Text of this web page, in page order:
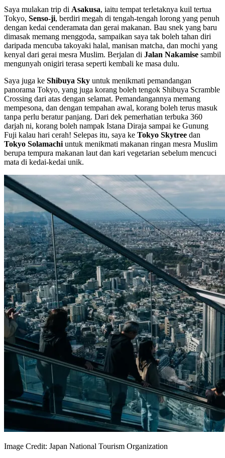
Saya mulakan trip di Asakusa, iaitu tempat terletaknya kuil tertua
Tokyo, Senso-ji, berdiri megah di tengah-tengah lorong yang penuh
dengan kedai cenderamata dan gerai makanan. Bau snek yang baru
dimasak memang menggoda, sampaikan saya tak boleh tahan diri
daripada mencuba takoyaki halal, manisan matcha, dan mochi yang
kenyal dari gerai mesra Muslim. Berjalan di Jalan Nakamise sambil
mengunyah onigiri terasa seperti kembali ke masa dulu.
Saya juga ke Shibuya Sky untuk menikmati pemandangan
panorama Tokyo, yang juga korang boleh tengok Shibuya Scramble
Crossing dari atas dengan selamat. Pemandangannya memang
mempesona, dan dengan tempahan awal, korang boleh terus masuk
tanpa perlu beratur panjang. Dari dek pemerhatian terbuka 360
darjah ni, korang boleh nampak Istana Diraja sampai ke Gunung
Fuji kalau hari cerah! Selepas itu, saya ke Tokyo Skytree dan
Tokyo Solamachi untuk menikmati makanan ringan mesra Muslim
berupa tempura makanan laut dan kari vegetarian sebelum mencuci
mata di kedai-kedai unik.
Image Credit: Japan National Tourism Organization